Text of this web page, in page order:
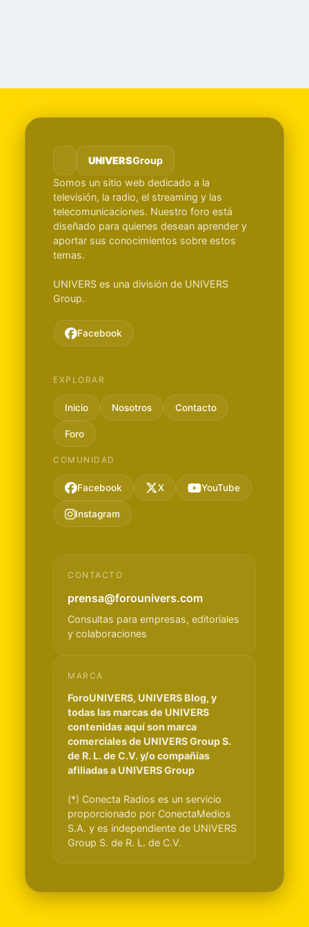
UNIVERSGroup
Somos un sitio web dedicado a la
televisión, la radio, el streaming y las
telecomunicaciones. Nuestro foro está
diseñado para quienes desean aprender y
aportar sus conocimientos sobre estos
temas.
UNIVERS es una división de UNIVERS
Group.
Facebook
EXPLORAR
Inicio Nosotros Contacto
Foro
COMUNIDAD
Facebook X YouTube
Instagram
CONTACTO
prensa@forounivers.com
Consultas para empresas, editoriales
y colaboraciones
MARCA
ForoUNIVERS, UNIVERS Blog, y
todas las marcas de UNIVERS
contenidas aquí son marca
comerciales de UNIVERS Group S.
de R. L. de C.V. y/o compañías
afiliadas a UNIVERS Group
(*) Conecta Radios es un servicio
proporcionado por ConectaMedios
S.A. y es independiente de UNIVERS
Group S. de R. L. de C.V.